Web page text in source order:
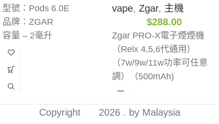
型號：Pods 6.0E
品牌：ZGAR
容量 – 2毫升
凈含量：52克
口數：400口
吸阻：550-1000pa
產品尺寸：
19.7*10.7*45.80毫米
vape, Zgar, 主機
$288.00
Zgar PRO-X電子煙煙機
（Relx 4,5,6代通用）
（7w/9w/11w功率可任意
調）（500mAh)
型號：PRO X
顏色：天穹灰|銀星環
凈含量：20克
Copyright
2026 . by Malaysia